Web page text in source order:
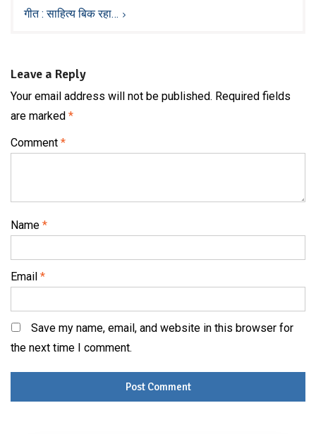
गीत : साहित्य बिक रहा…
Leave a Reply
Your email address will not be published. Required fields
are marked *
Comment *
Name *
Email *
Save my name, email, and website in this browser for
the next time I comment.